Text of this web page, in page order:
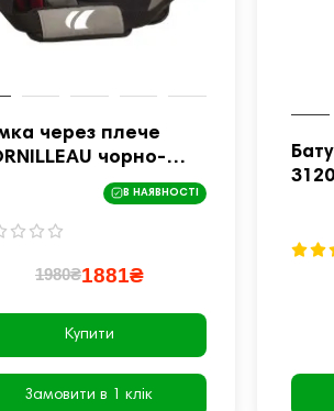
через плече
чорно-
654000
В НАЯВНОСТІ
1980₴1881₴
Купити
Замовити в 1 клік